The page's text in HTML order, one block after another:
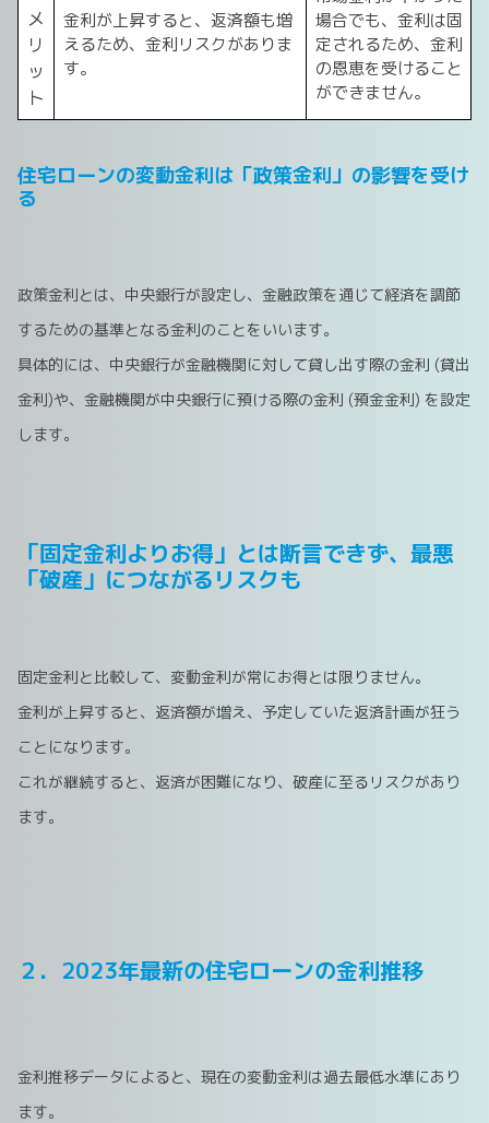
メ
リ
ッ
ト
金利が上昇すると、返済額も増
えるため、金利リスクがありま
す。
場合でも、金利は固
定されるため、金利
の恩恵を受けること
ができません。
住宅ローンの変動金利は「政策金利」の影響を受け
る
政策金利とは、中央銀行が設定し、金融政策を通じて経済を調節
するための基準となる金利のことをいいます。
具体的には、中央銀行が金融機関に対して貸し出す際の金利 (貸出
金利)や、金融機関が中央銀行に預ける際の金利 (預金金利) を設定
します。
「固定金利よりお得」とは断言できず、最悪
「破産」につながるリスクも
固定金利と比較して、変動金利が常にお得とは限りません。
金利が上昇すると、返済額が増え、予定していた返済計画が狂う
ことになります。
これが継続すると、返済が困難になり、破産に至るリスクがあり
ます。
２．2023年最新の住宅ローンの金利推移
金利推移データによると、現在の変動金利は過去最低水準にあり
ます。